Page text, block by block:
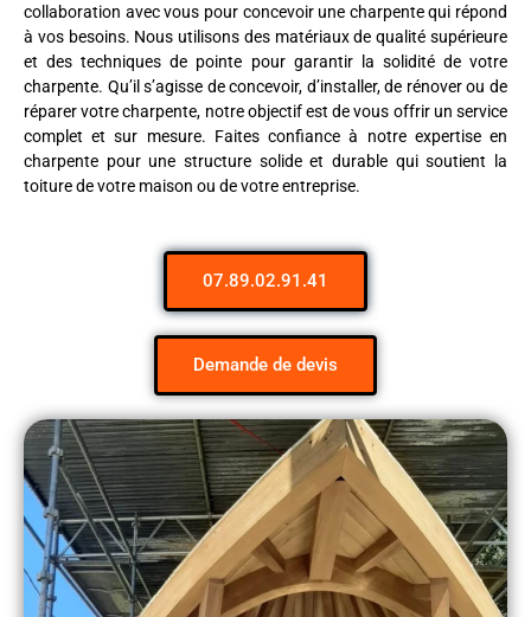
collaboration avec vous pour concevoir une charpente qui répond
à vos besoins. Nous utilisons des matériaux de qualité supérieure
et des techniques de pointe pour garantir la solidité de votre
charpente. Qu’il s’agisse de concevoir, d’installer, de rénover ou de
réparer votre charpente, notre objectif est de vous offrir un service
complet et sur mesure. Faites confiance à notre expertise en
charpente pour une structure solide et durable qui soutient la
toiture de votre maison ou de votre entreprise.
07.89.02.91.41
Demande de devis